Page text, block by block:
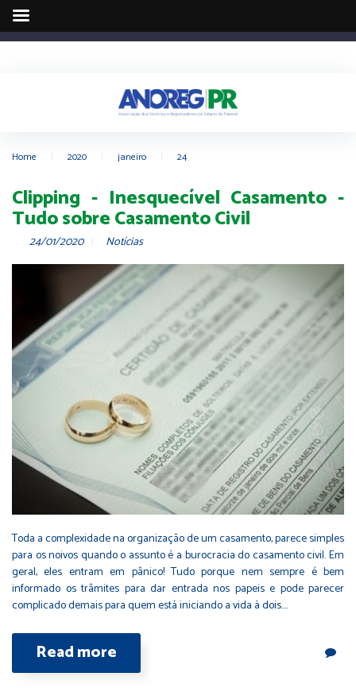
Home 2020 janeiro 24
Clipping - Inesquecível Casamento -
Tudo sobre Casamento Civil
24/01/2020 Notícias
Toda a complexidade na organização de um casamento, parece simples
para os noivos quando o assunto é a burocracia do casamento civil. Em
geral, eles entram em pânico! Tudo porque nem sempre é bem
informado os trâmites para dar entrada nos papeis e pode parecer
complicado demais para quem está iniciando a vida à dois.…
Read more